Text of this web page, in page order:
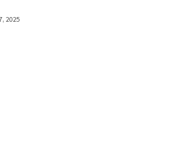
2025